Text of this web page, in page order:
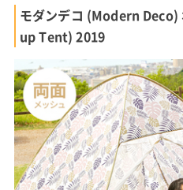
モダンデコ (Modern
up Tent) 2019